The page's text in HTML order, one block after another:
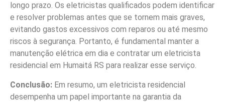
longo prazo. Os eletricistas qualificados podem identificar
e resolver problemas antes que se tornem mais graves,
evitando gastos excessivos com reparos ou até mesmo
riscos à segurança. Portanto, é fundamental manter a
manutenção elétrica em dia e contratar um eletricista
residencial em Humaitá RS para realizar esse serviço.
Conclusão: Em resumo, um eletricista residencial
desempenha um papel importante na garantia da